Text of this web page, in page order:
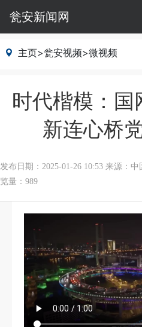
瓮安新闻网
主页>瓮安视频>微视频
时代楷模：国
新连心桥
发布日期：2025-01-26 10:53 来源：中
览量：989